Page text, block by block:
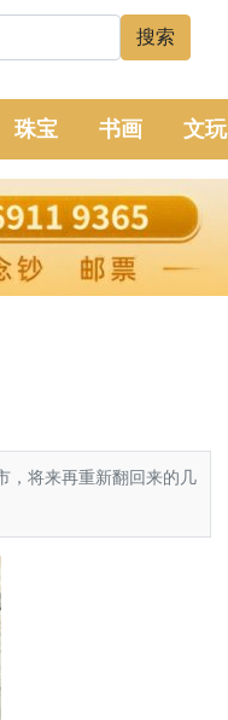
珠宝 书画 文玩
，将来再重新翻回来的几